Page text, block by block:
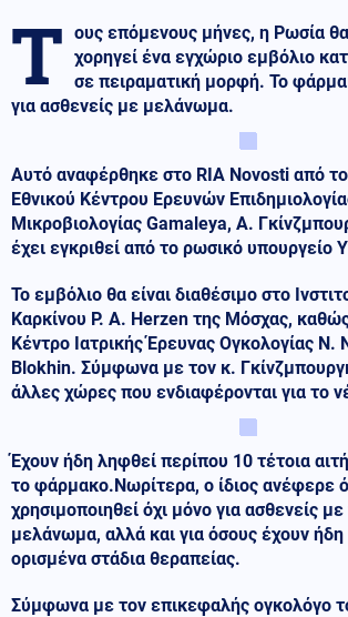
Τ ους επόμενους μήνες, η Ρωσία θα
χορηγεί ένα εγχώριο εμβόλιο
σε πειραματική μορφή. Το
για ασθενείς με μελάνωμα.
Αυτό αναφέρθηκε στο RIA Novosti από
Εθνικού Κέντρου Ερευνών
Μικροβιολογίας Gamaleya, Α.
έχει εγκριθεί από το ρωσικό υπουργείο
Το εμβόλιο θα είναι διαθέσιμο στο
Καρκίνου P. A. Herzen της Μόσχας,
Κέντρο Ιατρικής Έρευνας Ογκολογίας N.
Blokhin. Σύμφωνα με τον κ.
άλλες χώρες που ενδιαφέρονται για το
Έχουν ήδη ληφθεί περίπου 10 τέτοια
το φάρμακο.Νωρίτερα, ο ίδιος ανέφερε
χρησιμοποιηθεί όχι μόνο για ασθενείς
μελάνωμα, αλλά και για όσους έχουν
ορισμένα στάδια θεραπείας.
Σύμφωνα με τον επικεφαλής ογκολόγο